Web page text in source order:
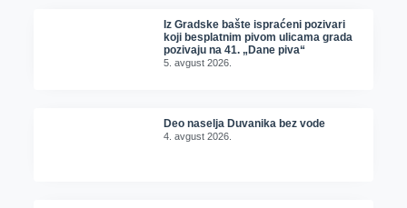
Iz Gradske bašte ispraćeni pozivari
koji besplatnim pivom ulicama grada
pozivaju na 41. „Dane piva“
5. avgust 2026.
Deo naselja Duvanika bez vode
4. avgust 2026.